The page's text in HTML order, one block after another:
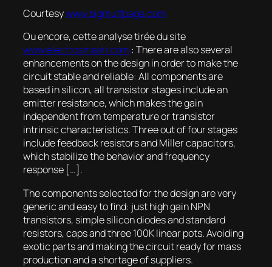
Courtesywww.bigmuffpage.com
Ou encore, cette analyse tirée du site
www.electrosmash.com : There are also several
enhancements on the design in order to make the
circuit stable and reliable: All components are
based in silicon, all transistor stages include an
emitter resistance, which makes the gain
independent from temperature or transistor
intrinsic characteristics. Three out of four stages
include feedback resistors and Miller capacitors,
which stabilize the behavior and frequency
response […].
The components selected for the design are very
generic and easy to find: just high gain NPN
transistors, simple silicon diodes and standard
resistors, caps and three 100K linear pots. Avoiding
exotic parts and making the circuit ready for mass
production and a shortage of suppliers.